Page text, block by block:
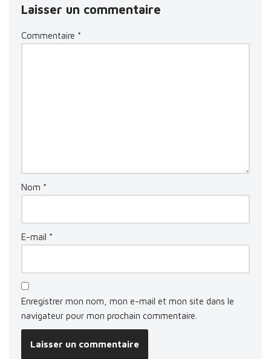
Laisser un commentaire
Commentaire *
Nom *
E-mail *
Enregistrer mon nom, mon e-mail et mon site dans le
navigateur pour mon prochain commentaire.